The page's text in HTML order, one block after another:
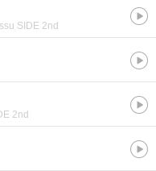
SIDE 2nd
2nd